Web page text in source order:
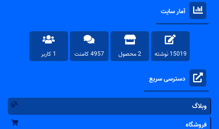
آمار سایت
15019 نوشته 2 محصول 4957 کامنت 1 کاربر
دسترسی سریع
وبلاگ
فروشگاه